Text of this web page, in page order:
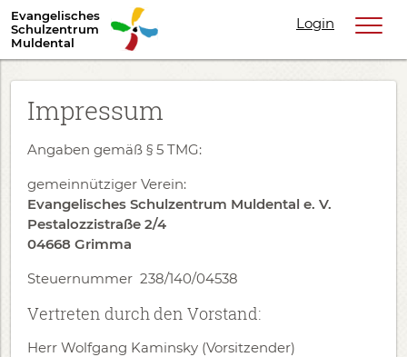
Evangelisches
Schulzentrum
Muldental
Login
Impressum
Angaben gemäß § 5 TMG:
gemeinnütziger Verein:
Evangelisches Schulzentrum Muldental e. V.
Pestalozzistraße 2/4
04668 Grimma
Steuernummer 238/140/04538
Vertreten durch den Vorstand:
Herr Wolfgang Kaminsky (Vorsitzender)